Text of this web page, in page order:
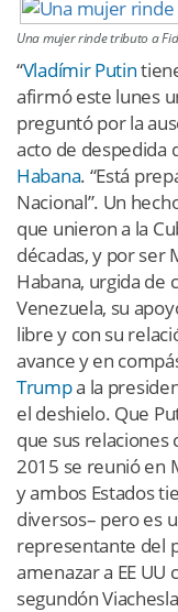
Una mujer rinde tributo a
“Vladímir Putin
afirmó este lunes
preguntó por la
acto de despedida
Habana. “Está
Nacional”. Un
que unieron a la
décadas, y por ser
Habana, urgida de
Venezuela, su
libre y con su
avance y en
Trumpa la
el deshielo. Que
que sus relaciones
2015 se reunió en
y ambos Estados
diversos– pero es
representante del
amenazar a EE
segundón